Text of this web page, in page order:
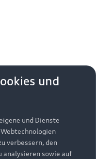
Zurück nach oben
und
und Dienste
verbessern, den
analysieren sowie auf